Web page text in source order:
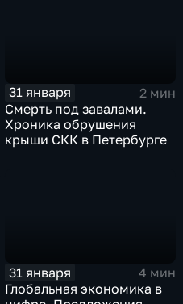
31 января
2 мин
Смерть под завалами.
Хроника обрушения
крыши СКК в Петербурге
31 января
4 мин
Глобальная экономика в